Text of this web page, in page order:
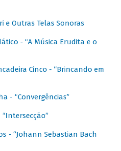
e Outras Telas Sonoras
- “A Música Erudita e o
Cinco - “Brincando em
- “Convergências”
“Intersecção”
- “Johann Sebastian Bach